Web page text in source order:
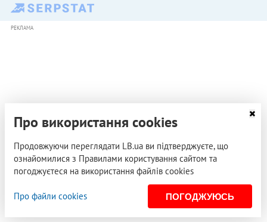
РЕКЛАМА
Про використання cookies
Продовжуючи переглядати LB.ua ви підтверджуєте, що
ознайомилися з Правилами користування сайтом та
погоджуєтеся на використання файлів cookies
Про файли cookies ПОГОДЖУЮСЬ